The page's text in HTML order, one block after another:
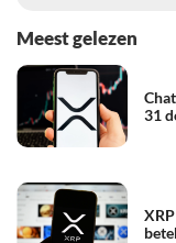
Meest gelezen
31